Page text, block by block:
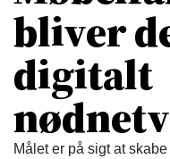
bliver
digitalt
Målet er på sigt at